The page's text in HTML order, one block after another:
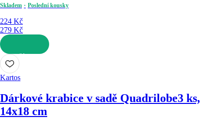
Skladem
Poslední kousky
224 Kč
279 Kč
DO KOŠÍKU
Kartos
Dárkové krabice v sadě Quadrilobe3 ks,
14x18 cm